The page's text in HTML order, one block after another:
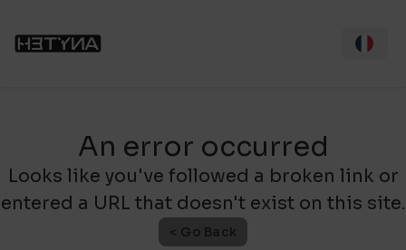
An error occurred
Looks like you've followed a broken link or
entered a URL that doesn't exist on this site.
< Go Back